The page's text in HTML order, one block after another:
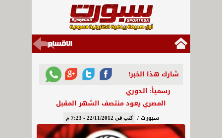
شارك هذا الخبر!
رسمياً: الدوري
المصري يعود منتصف الشهر المقبل
سبورت / كتب في 22/11/2012 - 7:23 م